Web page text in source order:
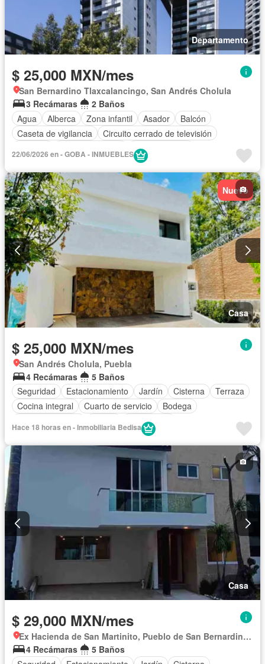
Departamento
$ 25,000 MXN/mes
San Bernardino Tlaxcalancingo, San Andrés Cholula
3 Recámaras
2 Baños
Agua
Alberca Zona infantil Asador
Balcón
Caseta de vigilancia
Circuito cerrado de televisión
Cocina integral
Estacionamiento
Gimnasio
Internet
Jacuzzi Jardín
Recámara con closet
Sala polivalente
Sauna
Vista panorámica
Wifi
Zonas verdes Permite mascotas
Permite niños
Solo familias
Sin amueblar
22/06/2026 en - GOBA - INMUEBLES
Nuevo
Casa
$ 25,000 MXN/mes
San Andrés Cholula, Puebla
4 Recámaras
5 Baños
Seguridad
Estacionamiento Jardín Cisterna
Terraza
Cocina integral
Cuarto de servicio
Bodega
Electricidad
Zonas verdes
Despacho
Recámara con closet Sin amueblar
Hace 18 horas en - Inmobiliaria Bedisa
Casa
$ 29,000 MXN/mes
Ex Hacienda de San Martinito, Pueblo de San Bernardino Tlaxcalancingo
4 Recámaras
5 Baños